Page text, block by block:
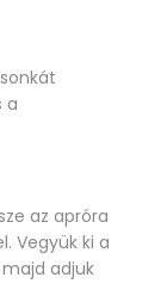
a
az apróra
Vegyük ki a
adjuk